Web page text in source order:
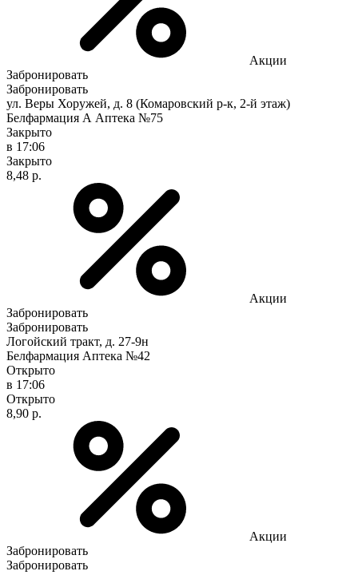
Акции
Забронировать
Забронировать
ул. Веры Хоружей, д. 8 (Комаровский р-к, 2-й этаж)
Белфармация А Аптека №75
Закрыто
в 17:06
Закрыто
8,48 р.
Акции
Забронировать
Забронировать
Логойский тракт, д. 27-9н
Белфармация Аптека №42
Открыто
в 17:06
Открыто
8,90 р.
Акции
Забронировать
Забронировать